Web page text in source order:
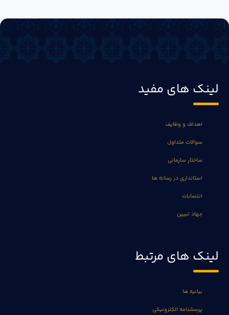
لینک های مفید
اهداف و وظایف
سوالات متداول
ساختار سازمانی
استانداری در رسانه ها
انتصابات
جهاد تبیین
لینک های مرتبط
بیانیه ها
پرسشنامه الکترونیکی